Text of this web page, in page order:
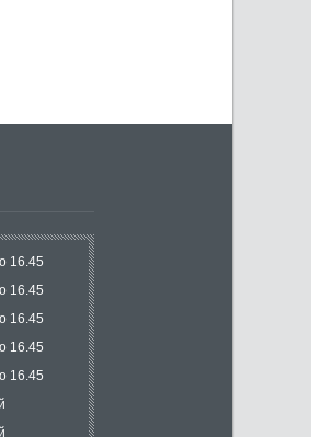
16.45
16.45
16.45
16.45
16.45